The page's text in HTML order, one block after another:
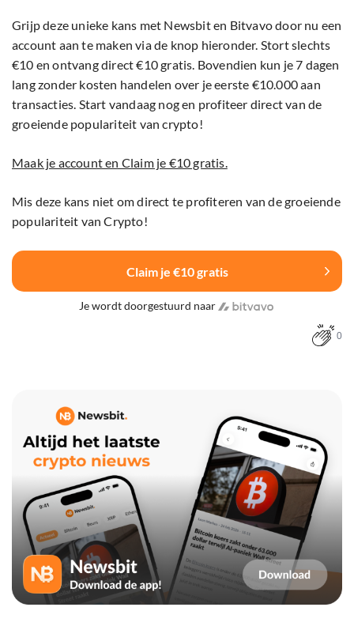
Grijp deze unieke kans met Newsbit en Bitvavo door nu een
account aan te maken via de knop hieronder. Stort slechts
€10 en ontvang direct €10 gratis. Bovendien kun je 7 dagen
lang zonder kosten handelen over je eerste €10.000 aan
transacties. Start vandaag nog en profiteer direct van de
groeiende populariteit van crypto!
Maak je account en Claim je €10 gratis.
Mis deze kans niet om direct te profiteren van de groeiende
populariteit van Crypto!
Claim je €10 gratis
Je wordt doorgestuurd naar
0